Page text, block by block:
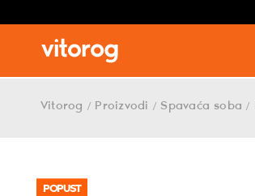
Vitorog / Proizvodi / Spavaća soba /
POPUST
POPUST